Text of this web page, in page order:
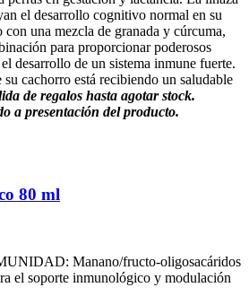
el desarrollo cognitivo normal en su
una mezcla de granada y cúrcuma,
para proporcionar poderosos
desarrollo de un sistema inmune fuerte.
su cachorro está recibiendo un saludable
de regalos hasta agotar stock.
a presentación del producto.
80 ml
Manano/fructo-oligosacáridos
el soporte inmunológico y modulación